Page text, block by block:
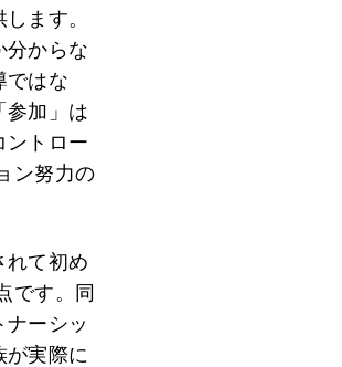
ます。
分からな
ではな
参加」は
ントロー
ン努力の
れて初め
です。同
ーシッ
実際に